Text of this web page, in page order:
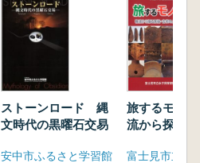
ストーンロード 縄
文時代の黒曜石交易
安中市ふるさと学習館
旅するモノ
流から探る